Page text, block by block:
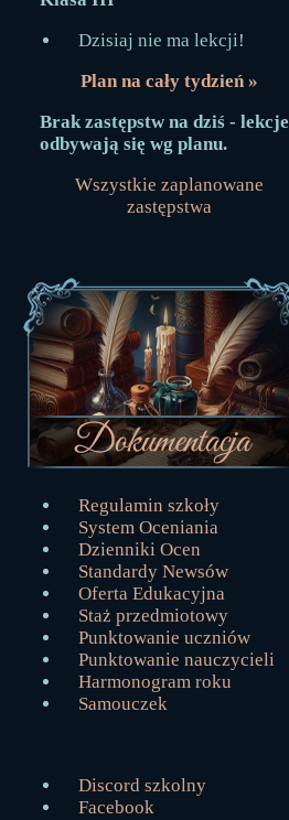
Dzisiaj nie ma lekcji!
Plan na cały tydzień »
Brak zastępstw na dziś - lekcje
odbywają się wg planu.
Wszystkie zaplanowane
zastępstwa
Regulamin szkoły
System Oceniania
Dzienniki Ocen
Standardy Newsów
Oferta Edukacyjna
Staż przedmiotowy
Punktowanie uczniów
Punktowanie nauczycieli
Harmonogram roku
Samouczek
Discord szkolny
Facebook